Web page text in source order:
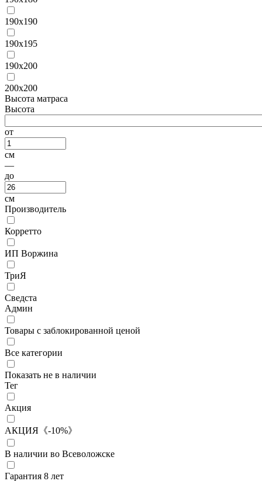
190х190
190х195
190х200
200х200
Высота матраса
Высота
от
см
—
до
см
Производитель
Корретто
ИП Воржина
ТриЯ
Сведста
Админ
Товары с заблокированной ценой
Все категории
Показать не в наличии
Тег
Акция
АКЦИЯ《-10%》
В наличии во Всеволожске
Гарантия 8 лет